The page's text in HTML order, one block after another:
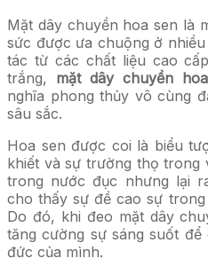
Mặt dây chuyền hoa sen là
sức được ưa chuộng ở
tác từ các chất liệu cao
trắng, mặt dây chuyền
nghĩa phong thủy vô cùng
sâu sắc.
Hoa sen được coi là biểu
khiết và sự trường thọ trong
trong nước đục nhưng lại
cho thấy sự đề cao sự
Do đó, khi đeo mặt dây
tăng cường sự sáng suốt
đức của mình.